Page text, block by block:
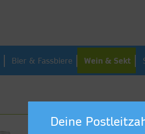
Bier & Fassbiere Wein & Sekt
Deine